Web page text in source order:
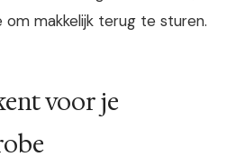
makkelijk terug te sturen.
voor je